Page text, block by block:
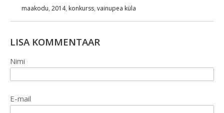
maakodu, 2014, konkurss, vainupea küla
LISA KOMMENTAAR
Nimi
E-mail